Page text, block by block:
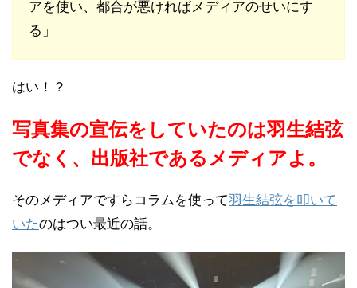
アを使い、都合が悪ければメディアのせいにす
る」
はい！？
写真集の宣伝をしていたのは羽生結弦
でなく、出版社であるメディアよ。
そのメディアですらコラムを使って羽生結弦を叩いて
いたのはつい最近の話。